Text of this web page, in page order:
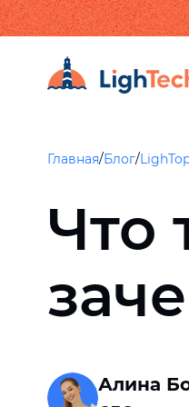
Главная/Блог/
Что
Алина